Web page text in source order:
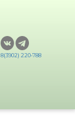
8(3902) 220-788